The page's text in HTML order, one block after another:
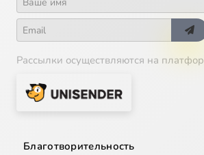
Рассылки осуществляются на
Благотворительность